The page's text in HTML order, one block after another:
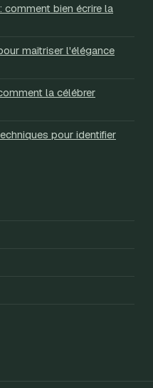
comment bien écrire la
maîtriser l'élégance
la célébrer
pour identifier